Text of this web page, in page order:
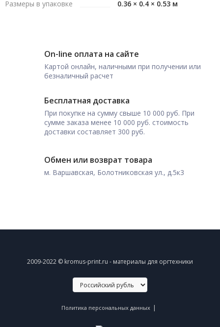
Размеры в упаковке 0.36 × 0.4 × 0.53 м
On-line оплата на сайте
Картой онлайн, наличными при получении или
безналичный расчет
Бесплатная доставка
При покупке на сумму свыше 10 000 руб. При
сумме заказа менее 10 000 руб. стоимость
доставки составляет 300 руб.
Обмен или возврат товара
м. Варшавская, Болотниковская ул., д.5к3
2009-2022 © kromus-print.ru - материалы для оргтехники
Политика персональных данных |